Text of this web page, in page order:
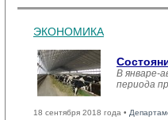
ЭКОНОМИКА
В январе-
периода
18 сентября 2018 года •